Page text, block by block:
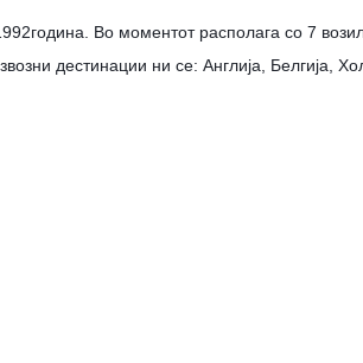
Во моментот располага со 7
дестинации ни се: Англија, Белгија,